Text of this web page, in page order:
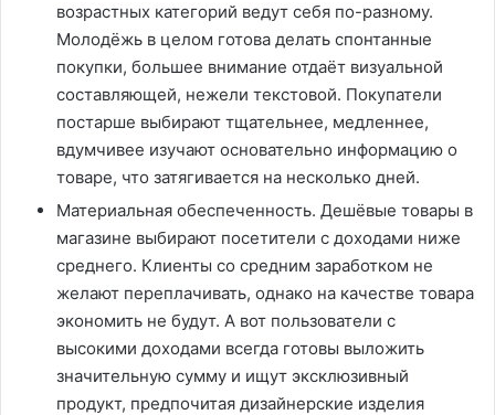
возрастных категорий ведут себя по-разному.
Молодёжь в целом готова делать спонтанные
покупки, большее внимание отдаёт визуальной
составляющей, нежели текстовой. Покупатели
постарше выбирают тщательнее, медленнее,
вдумчивее изучают основательно информацию о
товаре, что затягивается на несколько дней.
Материальная обеспеченность. Дешёвые товары в
магазине выбирают посетители с доходами ниже
среднего. Клиенты со средним заработком не
желают переплачивать, однако на качестве товара
экономить не будут. А вот пользователи с
высокими доходами всегда готовы выложить
значительную сумму и ищут эксклюзивный
продукт, предпочитая дизайнерские изделия